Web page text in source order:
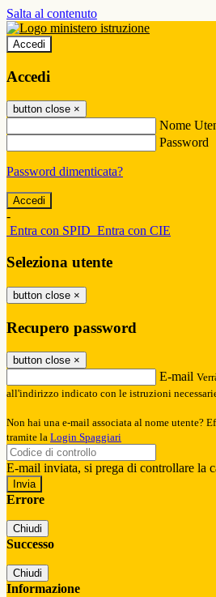
Salta al contenuto
Accedi
Accedi
button close ×
Nome
Password
Password dimenticata?
-
Entra con SPID Entra con CIE
Seleziona utente
button close ×
Recupero password
button close ×
E-mail
all'indirizzo indicato con le istruzioni
Non hai una e-mail associata al nome utente?
tramite la Login Spaggiari
E-mail inviata, si prega di controllare la
Errore
Chiudi
Successo
Chiudi
Informazione